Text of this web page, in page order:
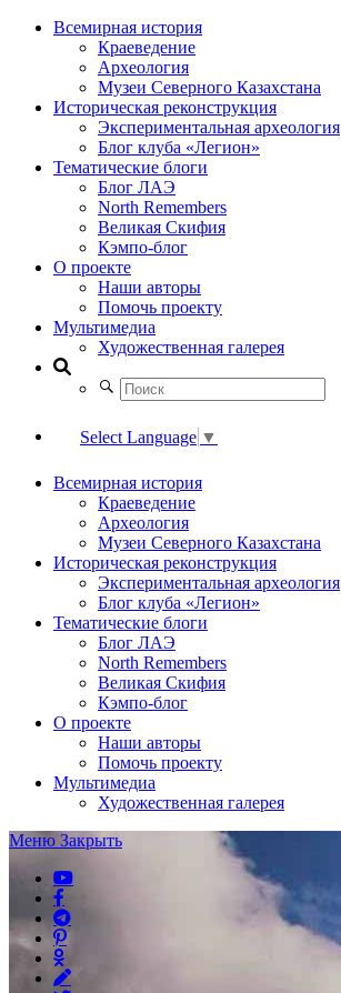
Всемирная история
Краеведение
Археология
Музеи Северного Казахстана
Историческая реконструкция
Экспериментальная археология
Блог клуба «Легион»
Тематические блоги
Блог ЛАЭ
North Remembers
Великая Скифия
Кэмпо-блог
О проекте
Наши авторы
Помочь проекту
Мультимедиа
Художественная галерея
Select Language ▼
Всемирная история
Краеведение
Археология
Музеи Северного Казахстана
Историческая реконструкция
Экспериментальная археология
Блог клуба «Легион»
Тематические блоги
Блог ЛАЭ
North Remembers
Великая Скифия
Кэмпо-блог
О проекте
Наши авторы
Помочь проекту
Мультимедиа
Художественная галерея
Меню Закрыть